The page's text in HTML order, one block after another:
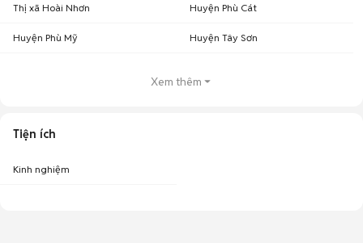
Thị xã Hoài Nhơn Huyện Phù Cát
Huyện Phù Mỹ Huyện Tây Sơn
Xem thêm
Tiện ích
Kinh nghiệm